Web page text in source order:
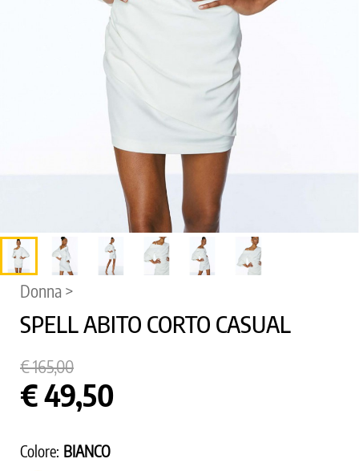
Donna >
SPELL ABITO CORTO CASUAL
€ 165,00
€ 49,50
Colore: BIANCO